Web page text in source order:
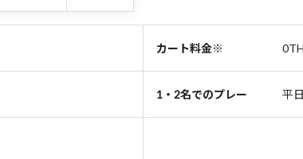
カート料金※
1・2名でのプレー 平